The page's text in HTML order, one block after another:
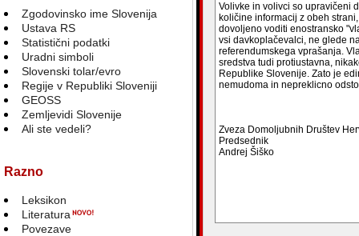
Zgodovinsko ime Slovenija
Ustava RS
Statistični podatki
Uradni simboli
Slovenski tolar/evro
Regije v Republiki Sloveniji
GEOSS
Zemljevidi Slovenije
Ali ste vedeli?
Razno
Leksikon
Literatura
Povezave
Volivke in volivci so upravičeni
količine informacij z obeh
dovoljeno voditi enostransko
vsi davkoplačevalci, ne glede
referendumskega vprašanja.
sredstva tudi protiustavna,
Republike Slovenije. Zato je
nemudoma in nepreklicno
Zveza Domoljubnih Društev
Predsednik
Andrej Šiško